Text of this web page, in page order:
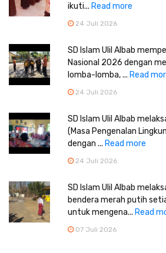
ikuti... Read more
24 Juli 2026
SD Islam Ulil Albab
Nasional 2026 dengan
lomba-lomba, ... Read
24 Juli 2026
SD Islam Ulil Albab
(Masa Pengenalan
dengan ... Read more
24 Juli 2026
SD Islam Ulil Albab
bendera merah putih
untuk mengena... Read
07 Juli 2026